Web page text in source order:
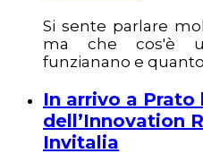
Si sente parlare
ma che cos'è
funzianano e
In arrivo a
dell’Innovation
Invitalia